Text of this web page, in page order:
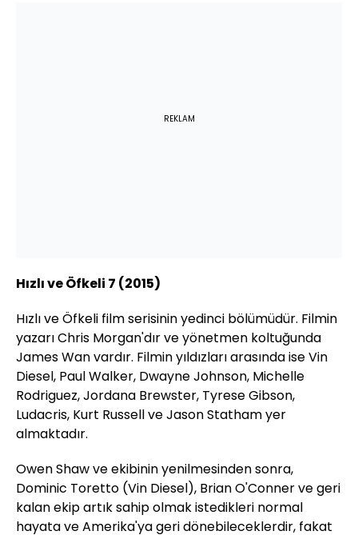
REKLAM
Hızlı ve Öfkeli 7 (2015)
Hızlı ve Öfkeli film serisinin yedinci bölümüdür. Filmin
yazarı Chris Morgan'dır ve yönetmen koltuğunda
James Wan vardır. Filmin yıldızları arasında ise Vin
Diesel, Paul Walker, Dwayne Johnson, Michelle
Rodriguez, Jordana Brewster, Tyrese Gibson,
Ludacris, Kurt Russell ve Jason Statham yer
almaktadır.
Owen Shaw ve ekibinin yenilmesinden sonra,
Dominic Toretto (Vin Diesel), Brian O'Conner ve geri
kalan ekip artık sahip olmak istedikleri normal
hayata ve Amerika'ya geri dönebileceklerdir, fakat